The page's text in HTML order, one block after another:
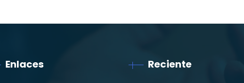
Enlaces Reciente